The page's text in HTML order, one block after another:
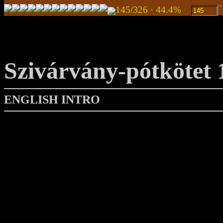
145/326 · 44.4%
Szivárvány-pótkötet
ENGLISH INTRO